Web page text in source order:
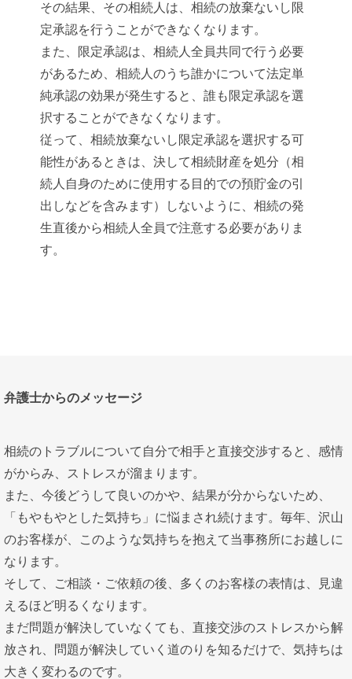
その結果、その相続人は、相続の放棄ないし限
定承認を行うことができなくなります。
また、限定承認は、相続人全員共同で行う必要
があるため、相続人のうち誰かについて法定単
純承認の効果が発生すると、誰も限定承認を選
択することができなくなります。
従って、相続放棄ないし限定承認を選択する可
能性があるときは、決して相続財産を処分（相
続人自身のために使用する目的での預貯金の引
出しなどを含みます）しないように、相続の発
生直後から相続人全員で注意する必要がありま
す。
弁護士からのメッセージ
相続のトラブルについて自分で相手と直接交渉すると、感情
がからみ、ストレスが溜まります。
また、今後どうして良いのかや、結果が分からないため、
「もやもやとした気持ち」に悩まされ続けます。毎年、沢山
のお客様が、このような気持ちを抱えて当事務所にお越しに
なります。
そして、ご相談・ご依頼の後、多くのお客様の表情は、見違
えるほど明るくなります。
まだ問題が解決していなくても、直接交渉のストレスから解
放され、問題が解決していく道のりを知るだけで、気持ちは
大きく変わるのです。